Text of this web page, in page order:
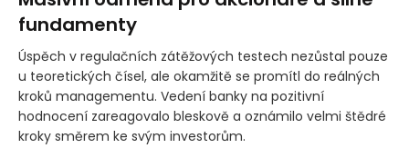
fundamenty
Úspěch v regulačních zátěžových testech nezůstal pouze
u teoretických čísel, ale okamžitě se promítl do reálných
kroků managementu. Vedení banky na pozitivní
hodnocení zareagovalo bleskově a oznámilo velmi štědré
kroky směrem ke svým investorům.